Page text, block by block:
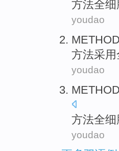
方法全细
youdao
METHOD
方法采用
youdao
方法全细
youdao